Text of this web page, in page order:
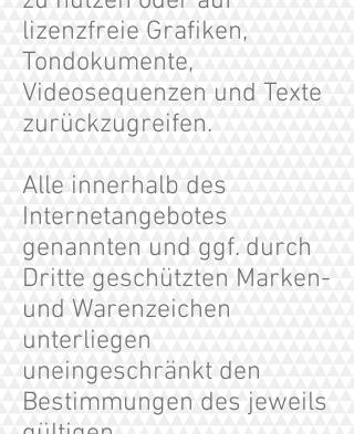
lizenzfreie Grafiken,
Tondokumente,
Videosequenzen und Texte
zurückzugreifen.
Alle innerhalb des
Internetangebotes
genannten und ggf. durch
Dritte geschützten Marken-
und Warenzeichen
unterliegen
uneingeschränkt den
Bestimmungen des jeweils